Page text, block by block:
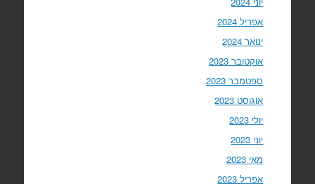
אפריל 2024
ינואר 2024
אוקטובר 2023
ספטמבר 2023
אוגוסט 2023
יולי 2023
יוני 2023
מאי 2023
אפריל 2023